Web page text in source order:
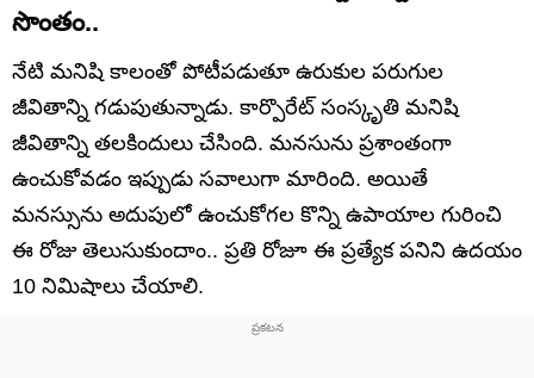
సొంతం..
నేటి మనిషి కాలంతో పోటీపడుతూ ఉరుకుల పరుగుల
జీవితాన్ని గడుపుతున్నాడు. కార్పొరేట్ సంస్కృతి మనిషి
జీవితాన్ని తలకిందులు చేసింది. మనసును ప్రశాంతంగా
ఉంచుకోవడం ఇప్పుడు సవాలుగా మారింది. అయితే
మనస్సును అదుపులో ఉంచుకోగల కొన్ని ఉపాయాల గురించి
ఈ రోజు తెలుసుకుందాం.. ప్రతి రోజూ ఈ ప్రత్యేక పనిని ఉదయం
10 నిమిషాలు చేయాలి.